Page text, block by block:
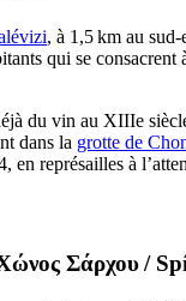
, à 1,5 km au sud-
qui se
du vin au XIIIe
dans la grotte de
représailles à
Σάρχου/